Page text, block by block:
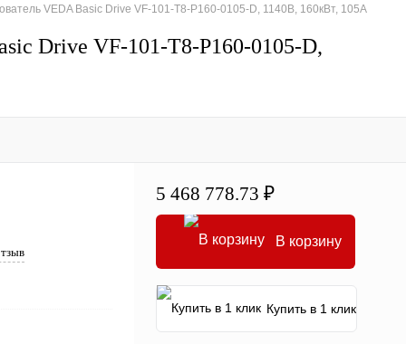
VEDA Basic Drive VF-101-T8-P160-0105-D, 1140В, 160кВт, 105А
Drive VF-101-T8-P160-0105-D,
5 468 778.73 ₽
В корзину
Купить в 1 клик